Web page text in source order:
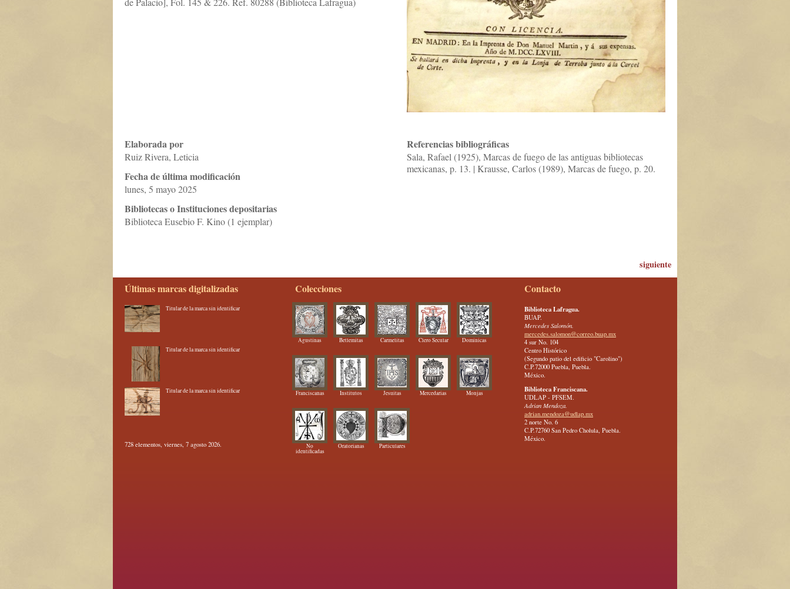
Elaborada por
Ruiz Rivera, Leticia
Fecha de última modificación
lunes, 5 mayo 2025
Bibliotecas o Instituciones depositarias
Biblioteca Eusebio F. Kino (1 ejemplar)
Referencias bibliográficas
Sala, Rafael (1925), Marcas de fuego de las antiguas bibliotecas
mexicanas, p. 13. | Krausse, Carlos (1989), Marcas de fuego, p. 20.
siguiente
Últimas marcas digitalizadas
Titular de la marca sin identificar
Titular de la marca sin identificar
Titular de la marca sin identificar
728 elementos, viernes, 7 agosto 2026.
Colecciones
Agustinas Betlemitas Carmelitas Clero Secular Dominicas
Franciscanas Institutos Jesuitas Mercedarias Monjas
No
identificadas
Oratorianas Particulares
Contacto
Biblioteca Lafragua.
BUAP.
Mercedes Salomón.
mercedes.salomon@correo.buap.mx
4 sur No. 104
Centro Histórico
(Segundo patio del edificio "Carolino")
C.P.72000 Puebla, Puebla.
México.
Biblioteca Franciscana.
UDLAP - PFSEM.
Adrian Mendoza.
adrian.mendoza@udlap.mx
2 norte No. 6
C.P.72760 San Pedro Cholula, Puebla.
México.